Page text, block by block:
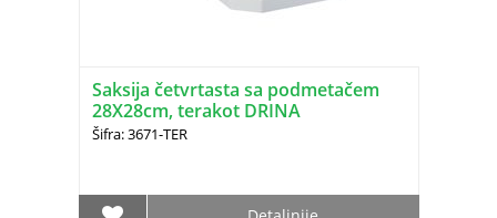
Saksija četvrtasta sa podmetačem
28X28cm, terakot DRINA
Šifra: 3671-TER